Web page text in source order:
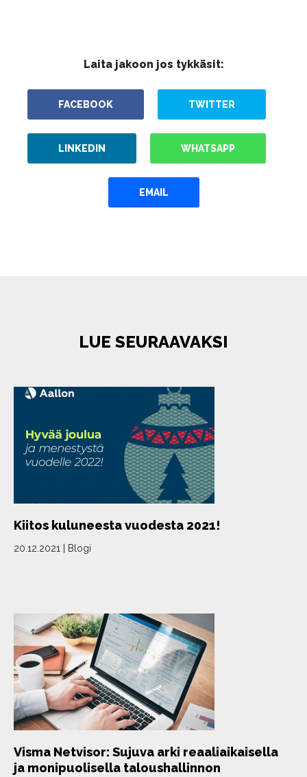
Laita jakoon jos tykkäsit:
FACEBOOK TWITTER
LINKEDIN WHATSAPP
EMAIL
LUE SEURAAVAKSI
Kiitos kuluneesta vuodesta 2021!
20.12.2021 Blogi
Visma Netvisor: Sujuva arki reaaliaikaisella
ja monipuolisella taloushallinnon